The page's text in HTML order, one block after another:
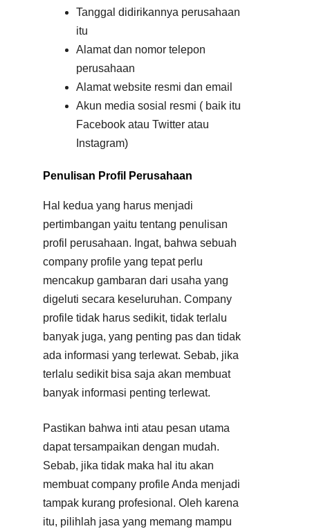
Tanggal didirikannya perusahaan
itu
Alamat dan nomor telepon
perusahaan
Alamat website resmi dan email
Akun media sosial resmi ( baik itu
Facebook atau Twitter atau
Instagram)
Penulisan Profil Perusahaan
Hal kedua yang harus menjadi
pertimbangan yaitu tentang penulisan
profil perusahaan. Ingat, bahwa sebuah
company profile yang tepat perlu
mencakup gambaran dari usaha yang
digeluti secara keseluruhan. Company
profile tidak harus sedikit, tidak terlalu
banyak juga, yang penting pas dan tidak
ada informasi yang terlewat. Sebab, jika
terlalu sedikit bisa saja akan membuat
banyak informasi penting terlewat.
Pastikan bahwa inti atau pesan utama
dapat tersampaikan dengan mudah.
Sebab, jika tidak maka hal itu akan
membuat company profile Anda menjadi
tampak kurang profesional. Oleh karena
itu, pilihlah jasa yang memang mampu